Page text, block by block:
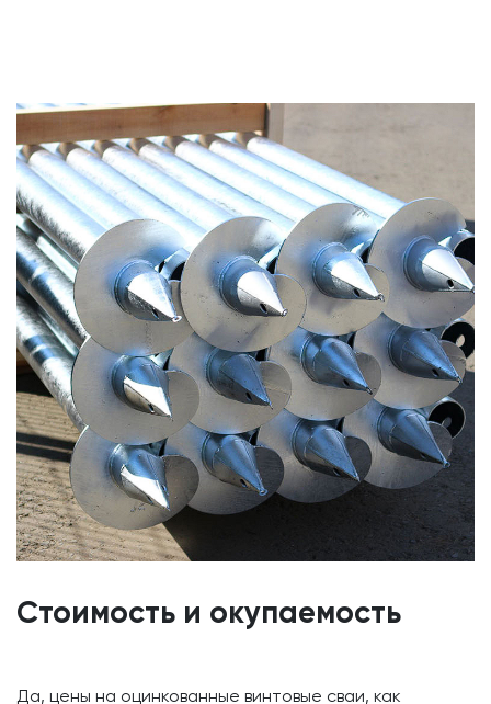
Стоимость и окупаемость
Да, цены на оцинкованные винтовые сваи, как